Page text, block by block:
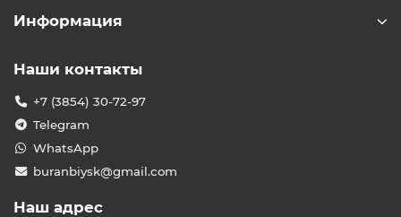
Информация
Наши контакты
+7 (3854) 30-72-97
Telegram
WhatsApp
buranbiysk@gmail.com
Наш адрес